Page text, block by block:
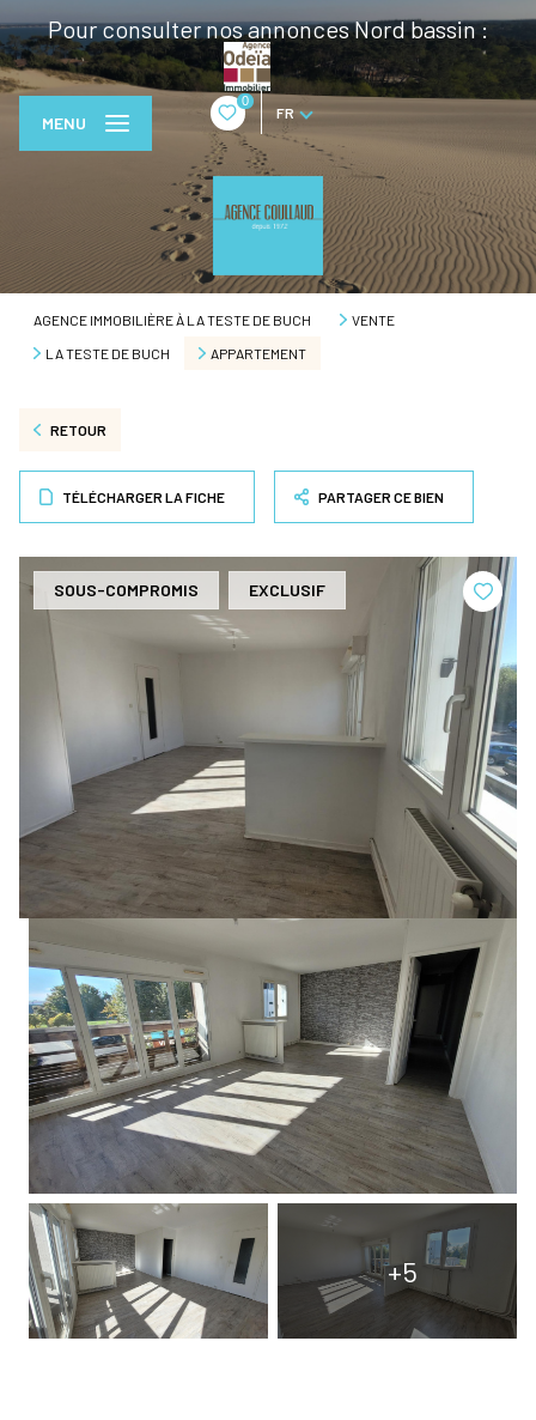
Pour consulter nos annonces Nord bassin :
0
FR
MENU
AGENCE IMMOBILIÈRE À LA TESTE DE BUCH
VENTE
LA TESTE DE BUCH
APPARTEMENT
RETOUR
TÉLÉCHARGER LA FICHE PARTAGER CE BIEN
SOUS-COMPROMIS EXCLUSIF
+5